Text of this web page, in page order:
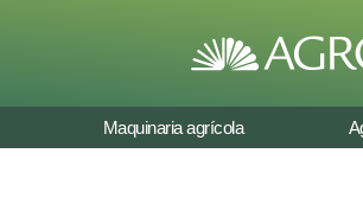
Maquinaria agrícola